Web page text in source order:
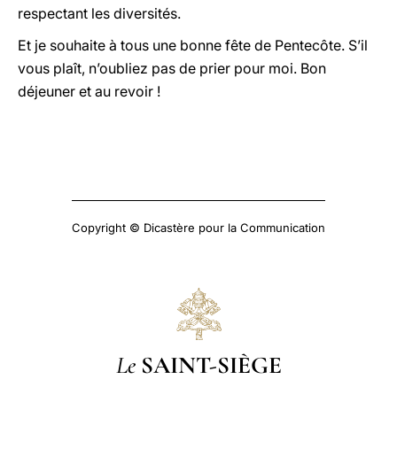
respectant les diversités.
Et je souhaite à tous une bonne fête de Pentecôte. S’il
vous plaît, n’oubliez pas de prier pour moi. Bon
déjeuner et au revoir !
Copyright © Dicastère pour la Communication
Le SAINT-SIÈGE